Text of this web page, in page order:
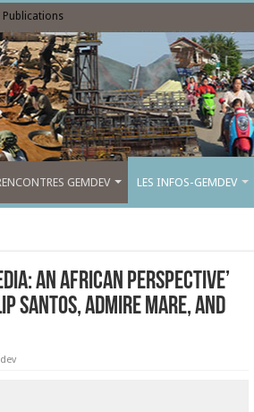
Publications
GEMDEV LES INFOS-GEMDEV
An African Perspective’
Santos, Admire Mare, and